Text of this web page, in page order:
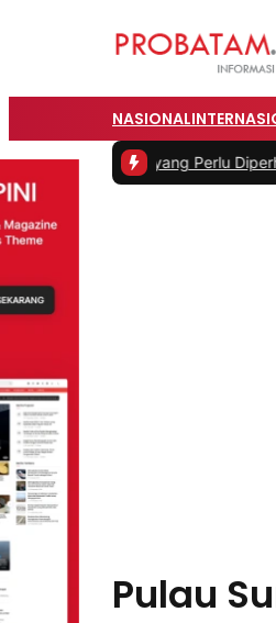
NASIONAL
Listrik yang Perlu Diperhatikan|
Pulau